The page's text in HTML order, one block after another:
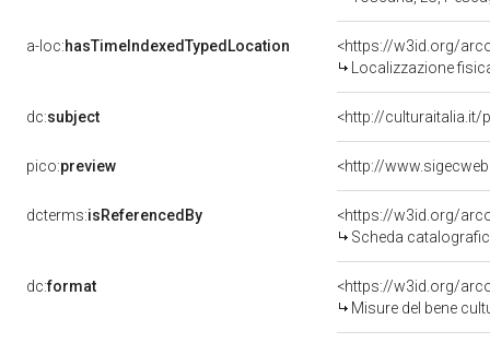
a-loc:hasTimeIndexedTypedLocation
<https://w3id.org/
Localizzazione
dc:subject <http://culturaitalia.it/
pico:preview
dcterms:isReferencedBy
<https://w3id.org/
Scheda
dc:format
<https://w3id.org/
Misure del bene